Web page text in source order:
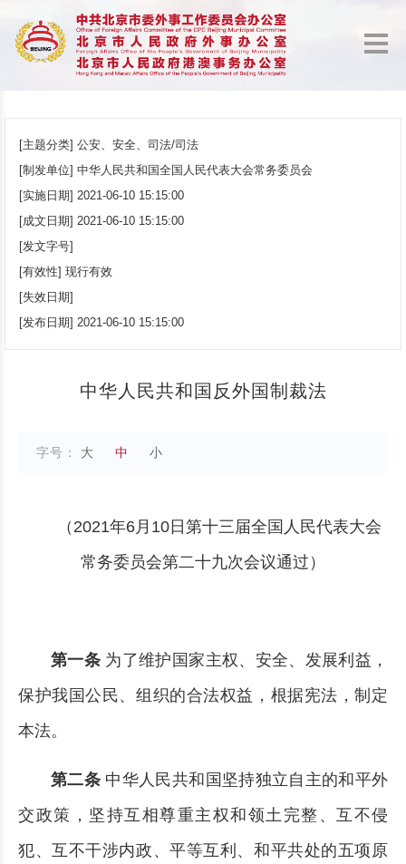
[主题分类] 公安、安全、司法/司法
[制发单位] 中华人民共和国全国人民代表大会常务委员会
[实施日期] 2021-06-10 15:15:00
[成文日期] 2021-06-10 15:15:00
[发文字号]
[有效性] 现行有效
[失效日期]
[发布日期] 2021-06-10 15:15:00
中华人民共和国反外国制裁法
字号： 大 中 小
（2021年6月10日第十三届全国人民代表大会
常务委员会第二十九次会议通过）
第一条 为了维护国家主权、安全、发展利益，
保护我国公民、组织的合法权益，根据宪法，制定
本法。
第二条 中华人民共和国坚持独立自主的和平外
交政策，坚持互相尊重主权和领土完整、互不侵
犯、互不干涉内政、平等互利、和平共处的五项原